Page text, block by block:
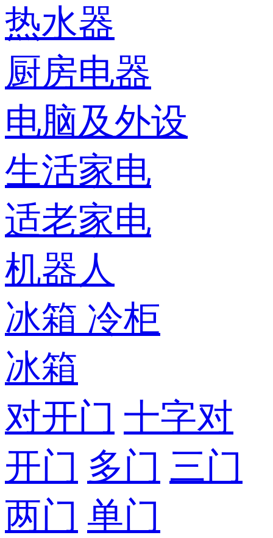
热水器
厨房电器
电脑及外设
生活家电
适老家电
机器人
冰箱 冷柜
冰箱
对开门 十字对
开门 多门 三门
两门 单门